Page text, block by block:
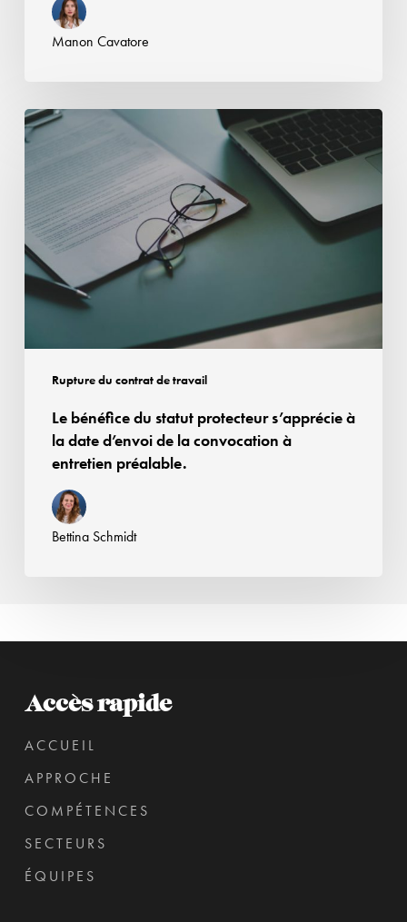
Manon Cavatore
Rupture du contrat de travail
Le
bénéfice
protecteur
s’apprécie
à
la
d’envoi
convocation
préalable.
Le bénéfice du statut protecteur s’apprécie à
la date d’envoi de la convocation à
entretien préalable.
Bettina Schmidt
Accès rapide
ACCUEIL
APPROCHE
COMPÉTENCES
SECTEURS
ÉQUIPES